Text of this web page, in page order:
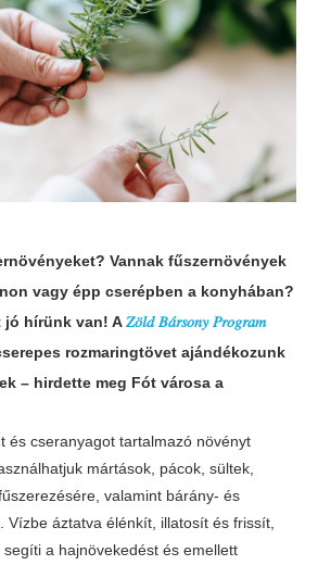
Vannak fűszernövények
vagy épp cserépben a konyhában?
jó hírünk van! A𝑍𝑜̈𝑙𝑑 𝐵𝑎́𝑟𝑠𝑜𝑛𝑦 𝑃𝑟𝑜𝑔𝑟𝑎𝑚
rozmaringtövet ajándékozunk
– hirdette meg Fót városa a
és cseranyagot tartalmazó növényt
mártások, pácok, sültek,
valamint bárány- és
Vízbe áztatva élénkít, illatosít és frissít,
a hajnövekedést és emellett